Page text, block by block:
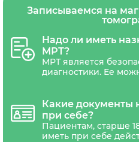
Записываемся на
Надо ли иметь
МРТ?
МРТ является
диагностики. Ее
Направления на МРТ
только беременным
Какие документы
при себе?
Пациентам, старше
иметь при себе